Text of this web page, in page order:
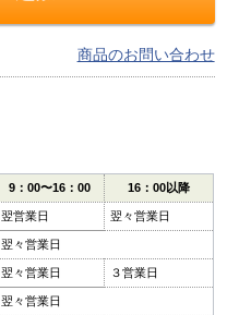
商品のお問い合わせ
9：00〜16：00 16：00以降
翌営業日 翌々営業日
翌々営業日
翌々営業日 ３営業日
翌々営業日